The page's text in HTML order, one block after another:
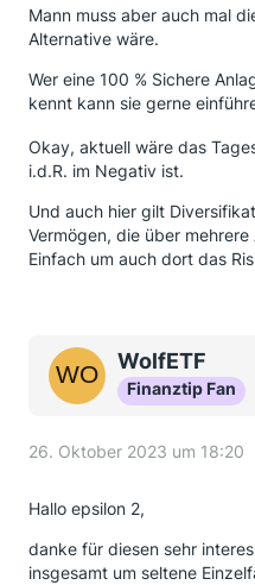
Mann muss aber auch mal
Alternative wäre.
Wer eine 100 % Sichere
kennt kann sie gerne
Okay, aktuell wäre das
i.d.R. im Negativ ist.
Und auch hier gilt
Vermögen, die über
Einfach um auch dort das
WolfETF
Finanztip Fan
26. Oktober 2023 um 18:20
Hallo epsilon 2,
danke für diesen sehr
insgesamt um seltene